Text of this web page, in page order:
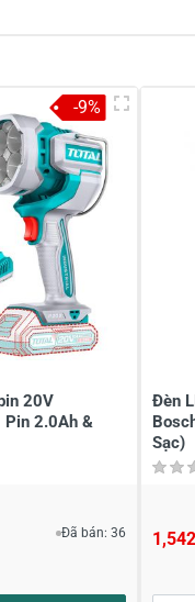
20V
2.0Ah &
Đã bán: 36
-9%
Đèn
Sạc)